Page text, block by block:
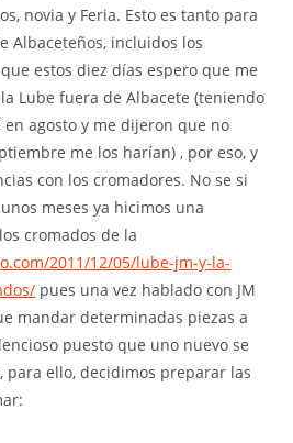
novia y Feria. Esto es tanto para
Albaceteños, incluidos los
estos diez días espero que me
Lube fuera de Albacete (teniendo
agosto y me dijeron que no
me los harían) , por eso, y
con los cromadores. No se si
meses ya hicimos una
cromados de la
2011/12/05/lube-jm-y-la-
pues una vez hablado con JM
mandar determinadas piezas a
puesto que uno nuevo se
para ello, decidimos preparar las